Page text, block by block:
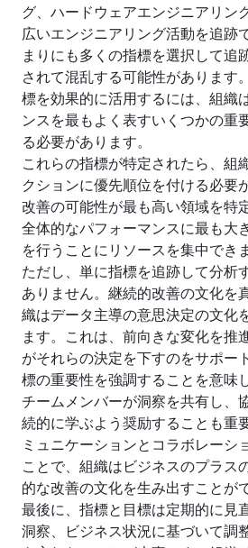
グ、ハードウェアエンジニアリン
広いエンジニアリング活動を追跡
まりにも多くの指標を選択して追
されて混乱する可能性があります
標を効果的に活用するには、組織
ンスを最もよく表すいくつかの重
る必要があります。
これらの指標が特定されたら、組
クションに優先順位を付ける必要
改善の可能性が最も高い領域を特
全体的なパフォーマンスに最も大
を行うことにリソースを集中でき
ただし、単に指標を追跡して分析
ありません。継続的改善の文化を
織はデータ主導の意思決定の文化
ます。これは、前向きな変化を推
がそれらの決定を下すのをサポー
標の重要性を強調することを意味
チームメンバーが洞察を共有し、
続的に学ぶよう奨励することも重
ミュニケーションとコラボレーシ
ことで、組織はビジネスのプラス
的な改善の文化を生み出すことが
最後に、指標と目標は定期的に見
洞察、ビジネス状況に基づいて調